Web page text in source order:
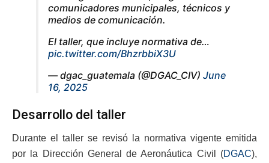
comunicadores municipales, técnicos y
medios de comunicación.
El taller, que incluye normativa de…
pic.twitter.com/BhzrbbiX3U
— dgac_guatemala (@DGAC_CIV) June
16, 2025
Desarrollo del taller
Durante el taller se revisó la normativa vigente emitida
por la Dirección General de Aeronáutica Civil (DGAC),